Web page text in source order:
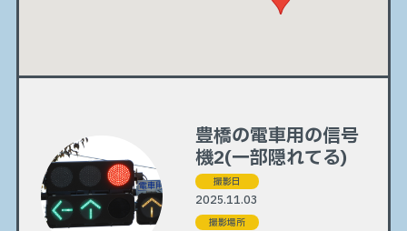
豊橋の電車用の信号
機2(一部隠れてる)
撮影日
2025.11.03
撮影場所